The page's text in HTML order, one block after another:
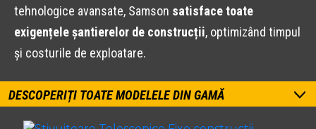
tehnologice avansate, Samson satisface toate
exigențele șantierelor de construcții, optimizând timpul
și costurile de exploatare.
DESCOPERIȚI TOATE MODELELE DIN GAMĂ